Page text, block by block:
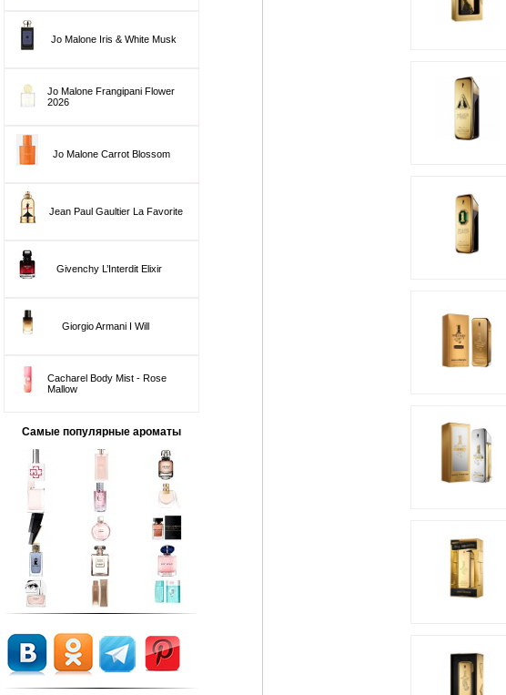
Jo Malone Iris & White Musk
Jo Malone Frangipani Flower
2026
Jo Malone Carrot Blossom
Jean Paul Gaultier La Favorite
Givenchy L’Interdit Elixir
Giorgio Armani I Will
Cacharel Body Mist - Rose
Mallow
Самые популярные ароматы